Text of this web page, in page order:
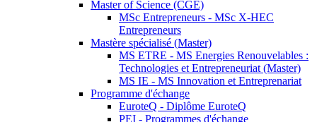
Master of Science (CGE)
MSc Entrepreneurs - MSc X-HEC
Entrepreneurs
Mastère spécialisé (Master)
MS ETRE - MS Energies Renouvelables :
Technologies et Entrepreneuriat (Master)
MS IE - MS Innovation et Entreprenariat
Programme d'échange
EuroteQ - Diplôme EuroteQ
PEI - Programmes d'échange